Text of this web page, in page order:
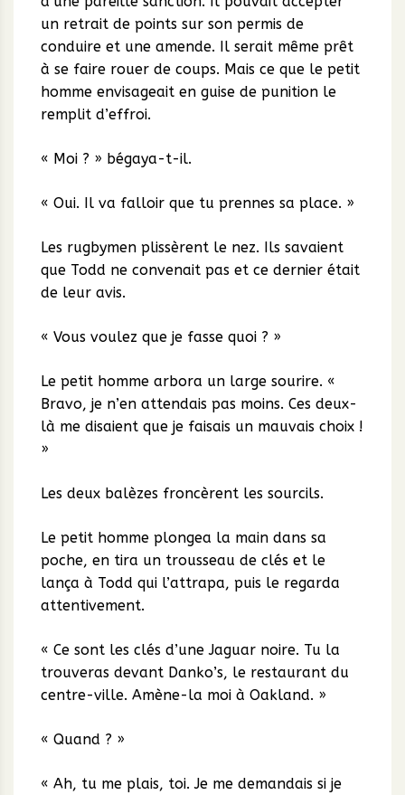
un retrait de points sur son permis de
conduire et une amende. Il serait même prêt
à se faire rouer de coups. Mais ce que le petit
homme envisageait en guise de punition le
remplit d’effroi.
« Moi ? » bégaya-t-il.
« Oui. Il va falloir que tu prennes sa place. »
Les rugbymen plissèrent le nez. Ils savaient
que Todd ne convenait pas et ce dernier était
de leur avis.
« Vous voulez que je fasse quoi ? »
Le petit homme arbora un large sourire. «
Bravo, je n’en attendais pas moins. Ces deux-
là me disaient que je faisais un mauvais choix !
»
Les deux balèzes froncèrent les sourcils.
Le petit homme plongea la main dans sa
poche, en tira un trousseau de clés et le
lança à Todd qui l’attrapa, puis le regarda
attentivement.
« Ce sont les clés d’une Jaguar noire. Tu la
trouveras devant Danko’s, le restaurant du
centre-ville. Amène-la moi à Oakland. »
« Quand ? »
« Ah, tu me plais, toi. Je me demandais si je